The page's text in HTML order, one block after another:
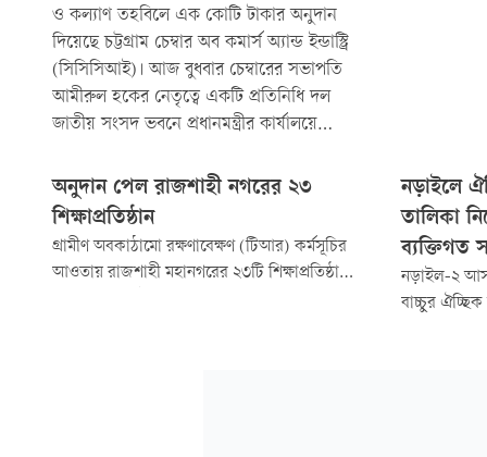
ও কল্যাণ তহবিলে এক কোটি টাকার অনুদান
দিয়েছে চট্টগ্রাম চেম্বার অব কমার্স অ্যান্ড ইন্ডাস্ট্রি
(সিসিসিআই)। আজ বুধবার চেম্বারের সভাপতি
আমীরুল হকের নেতৃত্বে একটি প্রতিনিধি দল
জাতীয় সংসদ ভবনে প্রধানমন্ত্রীর কার্যালয়ে
অনুদান পেল রাজশাহী নগরের ২৩
শিক্ষাপ্রতিষ্ঠান
গ্রামীণ অবকাঠামো রক্ষণাবেক্ষণ (টিআর) কর্মসূচির
আওতায় রাজশাহী মহানগরের ২৩টি শিক্ষাপ্রতিষ্ঠানের
নড়াইলে
তালিকা
ব্যক্তিগত
নড়াইল-২
বাচ্চুর